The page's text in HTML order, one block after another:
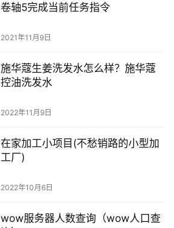
卷轴5完成当前任务指令
2021年11月9日
施华蔻生姜洗发水怎么样？施华蔻
控油洗发水
在家加工小项目(不愁销路的小型加
工厂)
询）